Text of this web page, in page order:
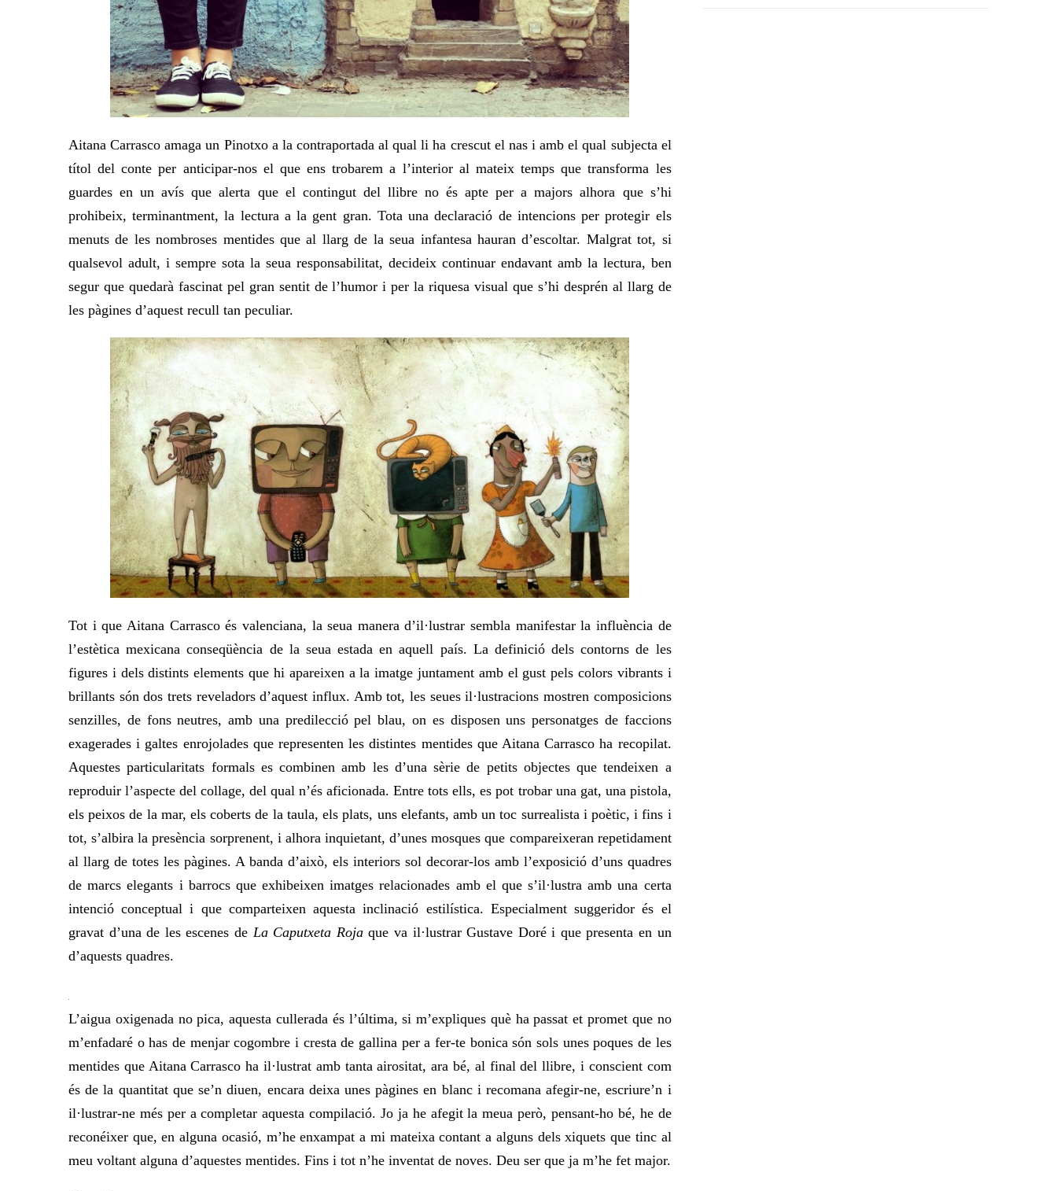
Aitana Carrasco amaga un Pinotxo a la contraportada al qual li ha crescut el nas i amb el qual subjecta el
títol del conte per anticipar-nos el que ens trobarem a l’interior al mateix temps que transforma les
guardes en un avís que alerta que el contingut del llibre no és apte per a majors alhora que s’hi
prohibeix, terminantment, la lectura a la gent gran. Tota una declaració de intencions per protegir els
menuts de les nombroses mentides que al llarg de la seua infantesa hauran d’escoltar. Malgrat tot, si
qualsevol adult, i sempre sota la seua responsabilitat, decideix continuar endavant amb la lectura, ben
segur que quedarà fascinat pel gran sentit de l’humor i per la riquesa visual que s’hi desprén al llarg de
les pàgines d’aquest recull tan peculiar.
Tot i que Aitana Carrasco és valenciana, la seua manera d’il·lustrarsembla manifestar la influència de
l’estètica mexicana conseqüència de la seua estada en aquell país. La definició dels contorns de les
figures i dels distints elements que hi apareixen a la imatge juntament amb el gust pels colors vibrants i
brillants són dos trets reveladors d’aquest influx. Amb tot, les seues il·lustracions mostren composicions
senzilles, de fons neutres, amb una predilecció pel blau, on es disposen uns personatges de faccions
exagerades i galtes enrojolades que representen les distintes mentides que Aitana Carrasco ha recopilat.
Aquestes particularitats formals es combinen amb les d’una sèrie de petits objectes que tendeixen a
reproduir l’aspecte del collage, del qual n’és aficionada. Entre tots ells, es pot trobar una gat, una pistola,
els peixos de la mar, els coberts de la taula, els plats, uns elefants, amb un toc surrealista i poètic, i fins i
tot, s’albira la presència sorprenent, i alhora inquietant, d’unes mosques que compareixeran repetidament
al llarg de totes les pàgines. A banda d’això, els interiors sol decorar-los amb l’exposició d’uns quadres
de marcs elegants i barrocs que exhibeixen imatges relacionades amb el que s’il·lustra amb una certa
intenció conceptual i que comparteixen aquesta inclinació estilística. Especialment suggeridor és el
gravat d’una de les escenes de La Caputxeta Rojaque va il·lustrar Gustave Doré i que presenta en un
d’aquests quadres.
L’aigua oxigenada no pica, aquesta cullerada és l’última, si m’expliques què ha passat et promet que no
m’enfadaré o has de menjar cogombre i cresta de gallina per a fer-te bonica són sols unes poques de les
mentides que Aitana Carrasco ha il·lustrat amb tanta airositat, ara bé, al final del llibre, i conscient com
és de la quantitat que se’n diuen, encara deixa unes pàgines en blanc i recomana afegir-ne, escriure’n i
il·lustrar-ne més per a completar aquesta compilació. Jo ja he afegit la meua però, pensant-ho bé, he de
reconéixer que, en alguna ocasió, m’he enxampat a mi mateixa contant a alguns dels xiquets que tinc al
meu voltant alguna d’aquestes mentides. Fins i tot n’he inventat de noves. Deu ser que ja m’he fet major.